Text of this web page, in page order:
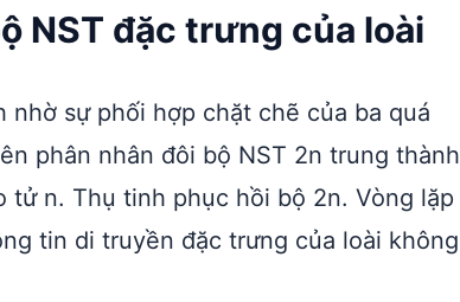
NST đặc trưng của loài
sự phối hợp chặt chẽ của ba quá
phân nhân đôi bộ NST 2n trung thành
tử n. Thụ tinh phục hồi bộ 2n. Vòng lặp
tin di truyền đặc trưng của loài không